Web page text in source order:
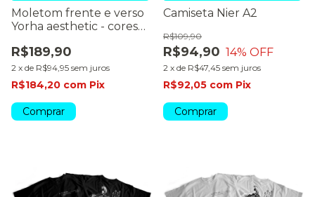
Moletom frente e verso
Yorha aesthetic - cores
R$189,90
2 x de R$94,95 sem juros
R$184,20 com Pix
Comprar
Camiseta Nier A2
R$94,90
R$109,90
14% OFF
2 x de R$47,45 sem juros
R$92,05 com Pix
Comprar